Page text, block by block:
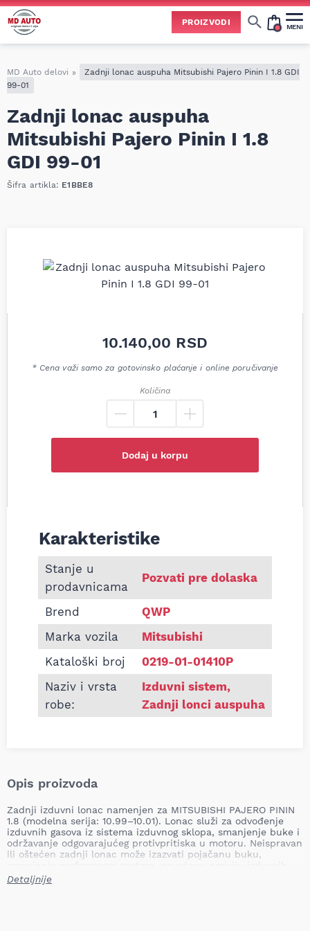
PROIZVODI MENI
MD Auto delovi »
Zadnji lonac auspuha Mitsubishi Pajero Pinin I 1.8 GDI
99-01
Zadnji lonac auspuha
Mitsubishi Pajero Pinin I 1.8
GDI 99-01
Šifra artikla: E1BBE8
10.140,00 RSD
* Cena važi samo za gotovinsko plaćanje i online poručivanje
Količina
Dodaj u korpu
Informacije o Zadnji lonac auspuha Mitsubishi
Karakteristike
Stanje u
prodavnicama
Pozvati pre dolaska
Brend
QWP
Marka vozila
Mitsubishi
Kataloški broj
0219-01-01410P
Naziv i vrsta
robe:
Izduvni sistem,
Zadnji lonci auspuha
Opis proizvoda
Zadnji izduvni lonac namenjen za MITSUBISHI PAJERO PININ
1.8 (modelna serija: 10.99–10.01). Lonac služi za odvođenje
izduvnih gasova iz sistema izduvnog sklopa, smanjenje buke i
održavanje odgovarajućeg protivpritiska u motoru. Neispravan
ili oštećen zadnji lonac može izazvati pojačanu buku,
smanjenje performansi motora, povećanu emisiju izduvnih
gasova i potencijalno ubrzano propadanje drugih delova
izduvnog sistema.
Detaljnije